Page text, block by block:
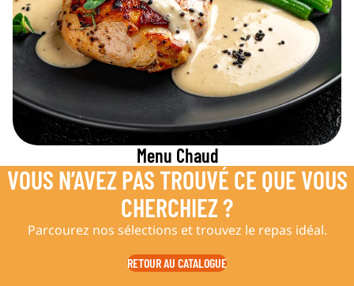
Menu Chaud
VOUS N’AVEZ PAS TROUVÉ CE QUE VOUS
CHERCHIEZ ?
Parcourez nos sélections et trouvez le repas idéal.
RETOUR AU CATALOGUE